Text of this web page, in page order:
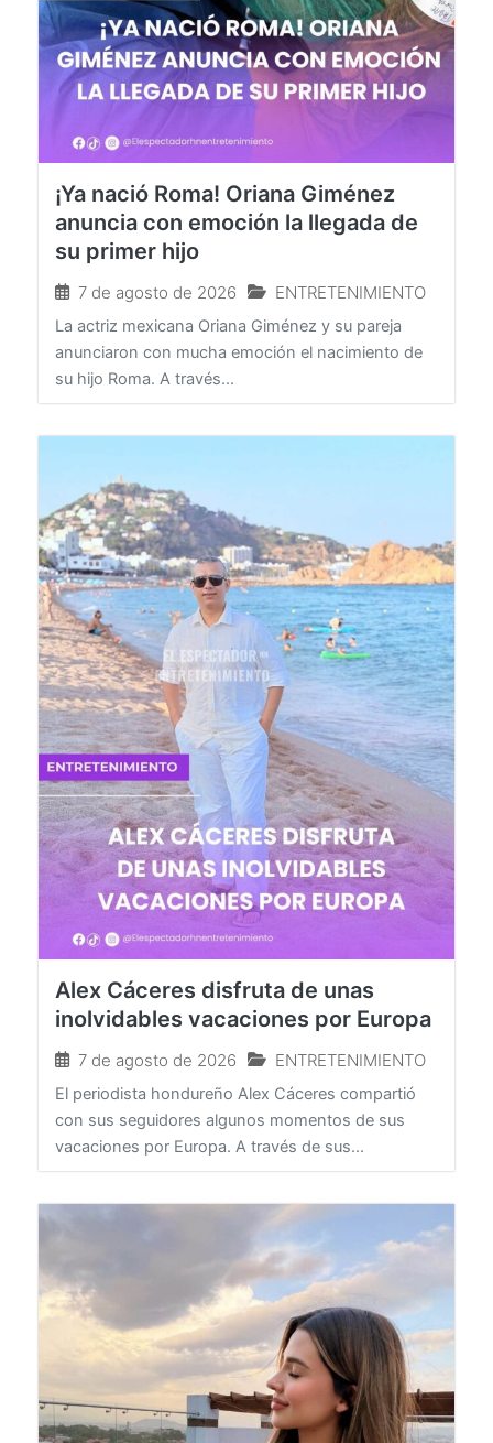
¡Ya nació Roma! Oriana Giménez
anuncia con emoción la llegada de
7 de agosto de 2026 ENTRETENIMIENTO
La actriz mexicana Oriana Giménez y su pareja
anunciaron con mucha emoción el nacimiento de
su hijo Roma. A través...
Alex Cáceres disfruta de unas
7 de agosto de 2026 ENTRETENIMIENTO
El periodista hondureño Alex Cáceres compartió
con sus seguidores algunos momentos de sus
vacaciones por Europa. A través de sus...